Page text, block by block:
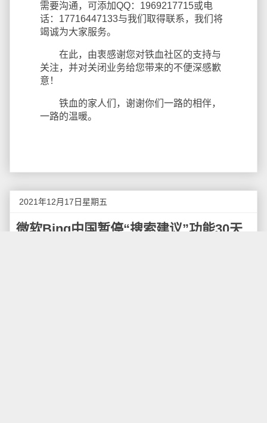
需要沟通，可添加QQ：1969217715或电
话：17716447133与我们取得联系，我们将
竭诚为大家服务。
在此，由衷感谢您对铁血社区的支持与
关注，并对关闭业务给您带来的不便深感歉
意！
铁血的家人们，谢谢你们一路的相伴，
一路的温暖。
2021年12月17日星期五
微软Bing中国暂停“搜索建议”功能30天